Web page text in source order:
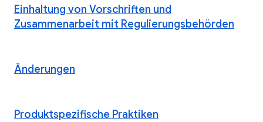
Einhaltung von Vorschriften und
Zusammenarbeit mit Regulierungsbehörden
Änderungen
Produktspezifische Praktiken